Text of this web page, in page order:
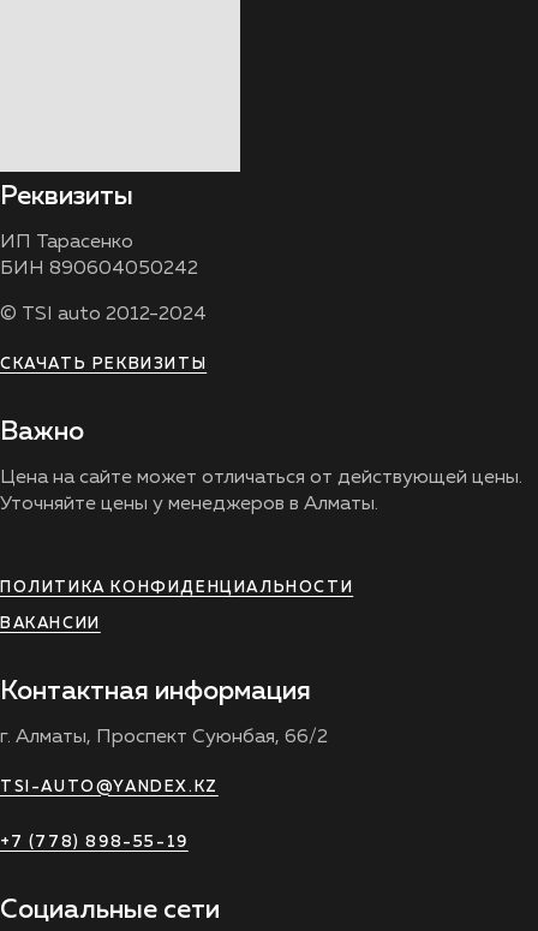
Реквизиты
ИП Тарасенко
БИН 890604050242
© TSI auto 2012-2024
СКАЧАТЬ РЕКВИЗИТЫ
Важно
Цена на сайте может отличаться от действующей цены.
Уточняйте цены у менеджеров в Алматы.
ПОЛИТИКА КОНФИДЕНЦИАЛЬНОСТИ
ВАКАНСИИ
Контактная информация
г. Алматы, Проспект Суюнбая, 66/2
TSI-AUTO@YANDEX.KZ
+7 (778) 898-55-19
Социальные сети